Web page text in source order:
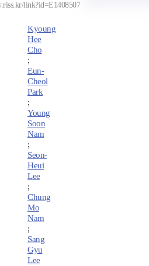
link?id=E1408507
Kyoung
Hee
Cho
;
Eun-
Cheol
Park
;
Young
Soon
Nam
;
Seon-
Heui
Lee
;
Chung
Mo
Nam
;
Sang
Gyu
Lee